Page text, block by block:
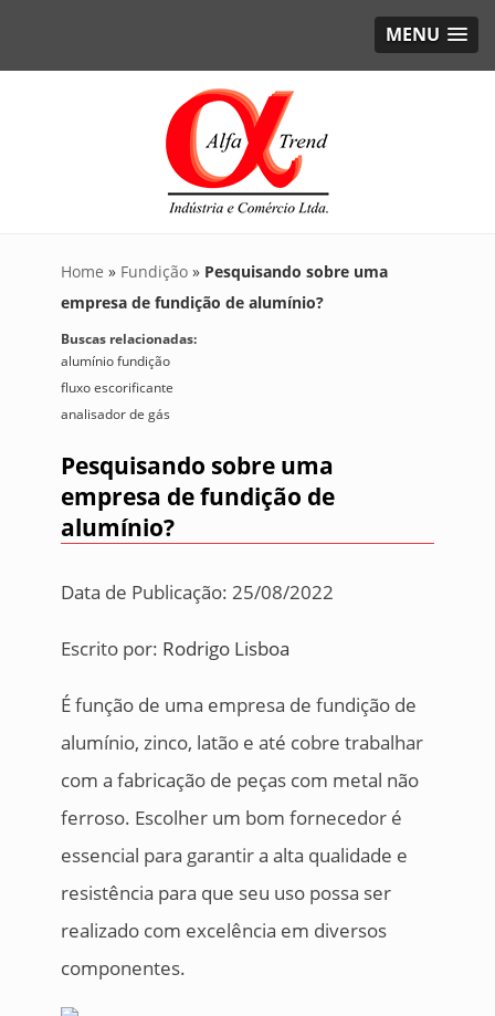
MENU
Home » Fundição » Pesquisando sobre uma
empresa de fundição de alumínio?
Buscas relacionadas:
alumínio fundição
fluxo escorificante
analisador de gás
Pesquisando sobre uma
empresa de fundição de
alumínio?
Data de Publicação: 25/08/2022
Escrito por: Rodrigo Lisboa
É função de uma empresa de fundição de
alumínio, zinco, latão e até cobre trabalhar
com a fabricação de peças com metal não
ferroso. Escolher um bom fornecedor é
essencial para garantir a alta qualidade e
resistência para que seu uso possa ser
realizado com excelência em diversos
componentes.